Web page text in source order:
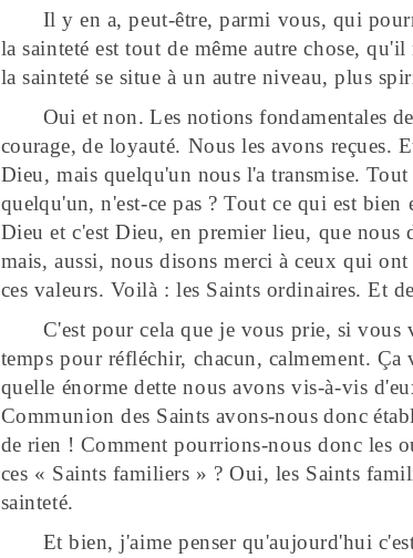
Il y en a, peut-être, parmi vous, qui
la sainteté est tout de même autre chose,
lasaintetése situe à un autre niveau, plus
Oui et non. Les notions fondamentales
courage, de loyauté. Nous les avons reçues.
Dieu, mais quelqu'un nous l'a transmise. Tout
quelqu'un, n'est-ce pas ? Tout ce qui est
Dieu et c'est Dieu, en premier lieu, que nous
mais, aussi, nous disons merci à ceux qui
ces valeurs. Voilà : les Saints ordinaires.Et
C'est pour cela que je vous prie, si vous
temps pour réfléchir, chacun, calmement. Ça
quelle énorme dette nous avons vis-à-vis
Communion des Saintsavons-nous donc
de rien ! Comment pourrions-nous donc les
ces « Saints familiers » ? Oui, les Saints
sainteté.
Et bien, j'aime penser qu'aujourd'hui c